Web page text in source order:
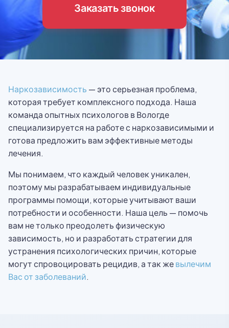
Заказать звонок
Наркозависимость — это серьезная проблема,
которая требует комплексного подхода. Наша
команда опытных психологов в Вологде
специализируется на работе с наркозависимыми и
готова предложить вам эффективные методы
лечения.
Мы понимаем, что каждый человек уникален,
поэтому мы разрабатываем индивидуальные
программы помощи, которые учитывают ваши
потребности и особенности. Наша цель — помочь
вам не только преодолеть физическую
зависимость, но и разработать стратегии для
устранения психологических причин, которые
могут спровоцировать рецидив, а так жевылечим
Вас от заболеваний.